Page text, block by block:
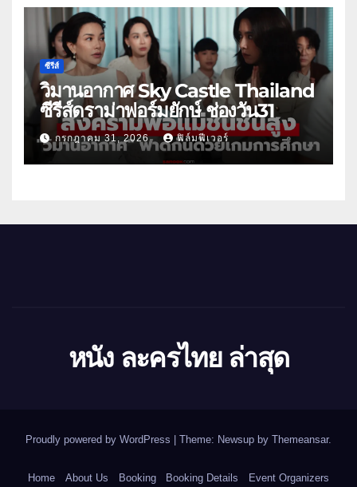
ซีรีส์
วิมานอากาศ Sky Castle Thailand
ซีรีส์ดราม่าฟอร์มยักษ์ ช่องวัน31
กรกฎาคม 31, 2026 ฟิล์มฟีเวอร์
หนัง ละครไทย ล่าสุด
Proudly powered by WordPress | Theme: Newsup by Themeansar.
Home About Us Booking Booking Details Event Organizers